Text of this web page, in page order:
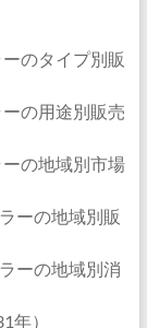
のタイプ別販
の用途別販売
の地域別市場
ーの地域別販
ーの地域別消
年）